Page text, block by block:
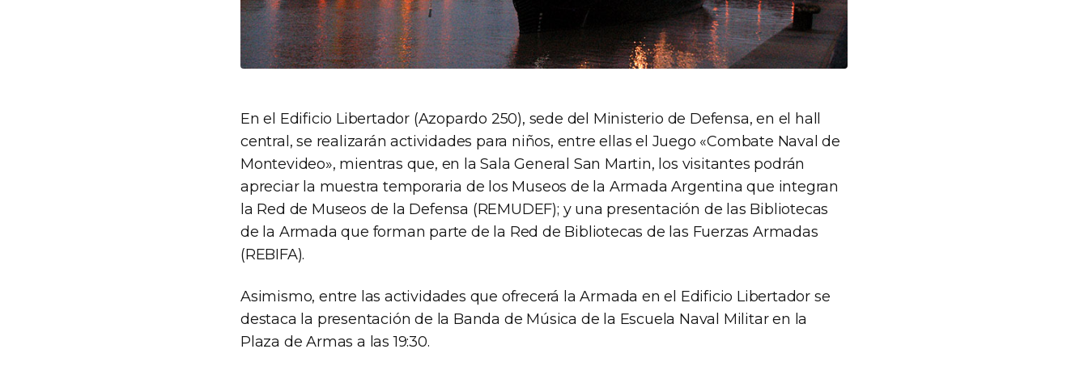
En el Edificio Libertador (Azopardo 250), sede del Ministerio de Defensa, en el hall
central, se realizarán actividades para niños, entre ellas el Juego «Combate Naval de
Montevideo», mientras que, en la Sala General San Martin, los visitantes podrán
apreciar la muestra temporaria de los Museos de la Armada Argentina que integran
la Red de Museos de la Defensa (REMUDEF); y una presentación de las Bibliotecas
de la Armada que forman parte de la Red de Bibliotecas de las Fuerzas Armadas
(REBIFA).
Asimismo, entre las actividades que ofrecerá la Armada en el Edificio Libertador se
destaca la presentación de la Banda de Música de la Escuela Naval Militar en la
Plaza de Armas a las 19:30.